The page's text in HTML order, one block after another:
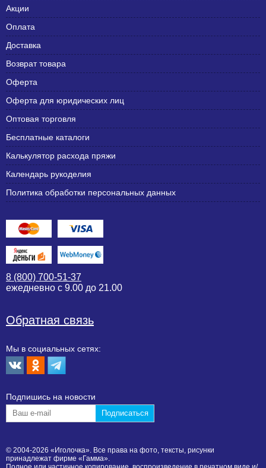
Акции
Оплата
Доставка
Возврат товара
Оферта
Оферта для юридических лиц
Оптовая торговля
Бесплатные каталоги
Калькулятор расхода пряжи
Календарь рукоделия
Политика обработки персональных данных
8 (800) 700-51-37
ежедневно с 9.00 до 21.00
Обратная связь
Мы в социальных сетях:
Подпишиcь на новости
© 2004-2026 «Иголочка». Все права на фото, тексты, рисунки
принадлежат фирме «Гамма».